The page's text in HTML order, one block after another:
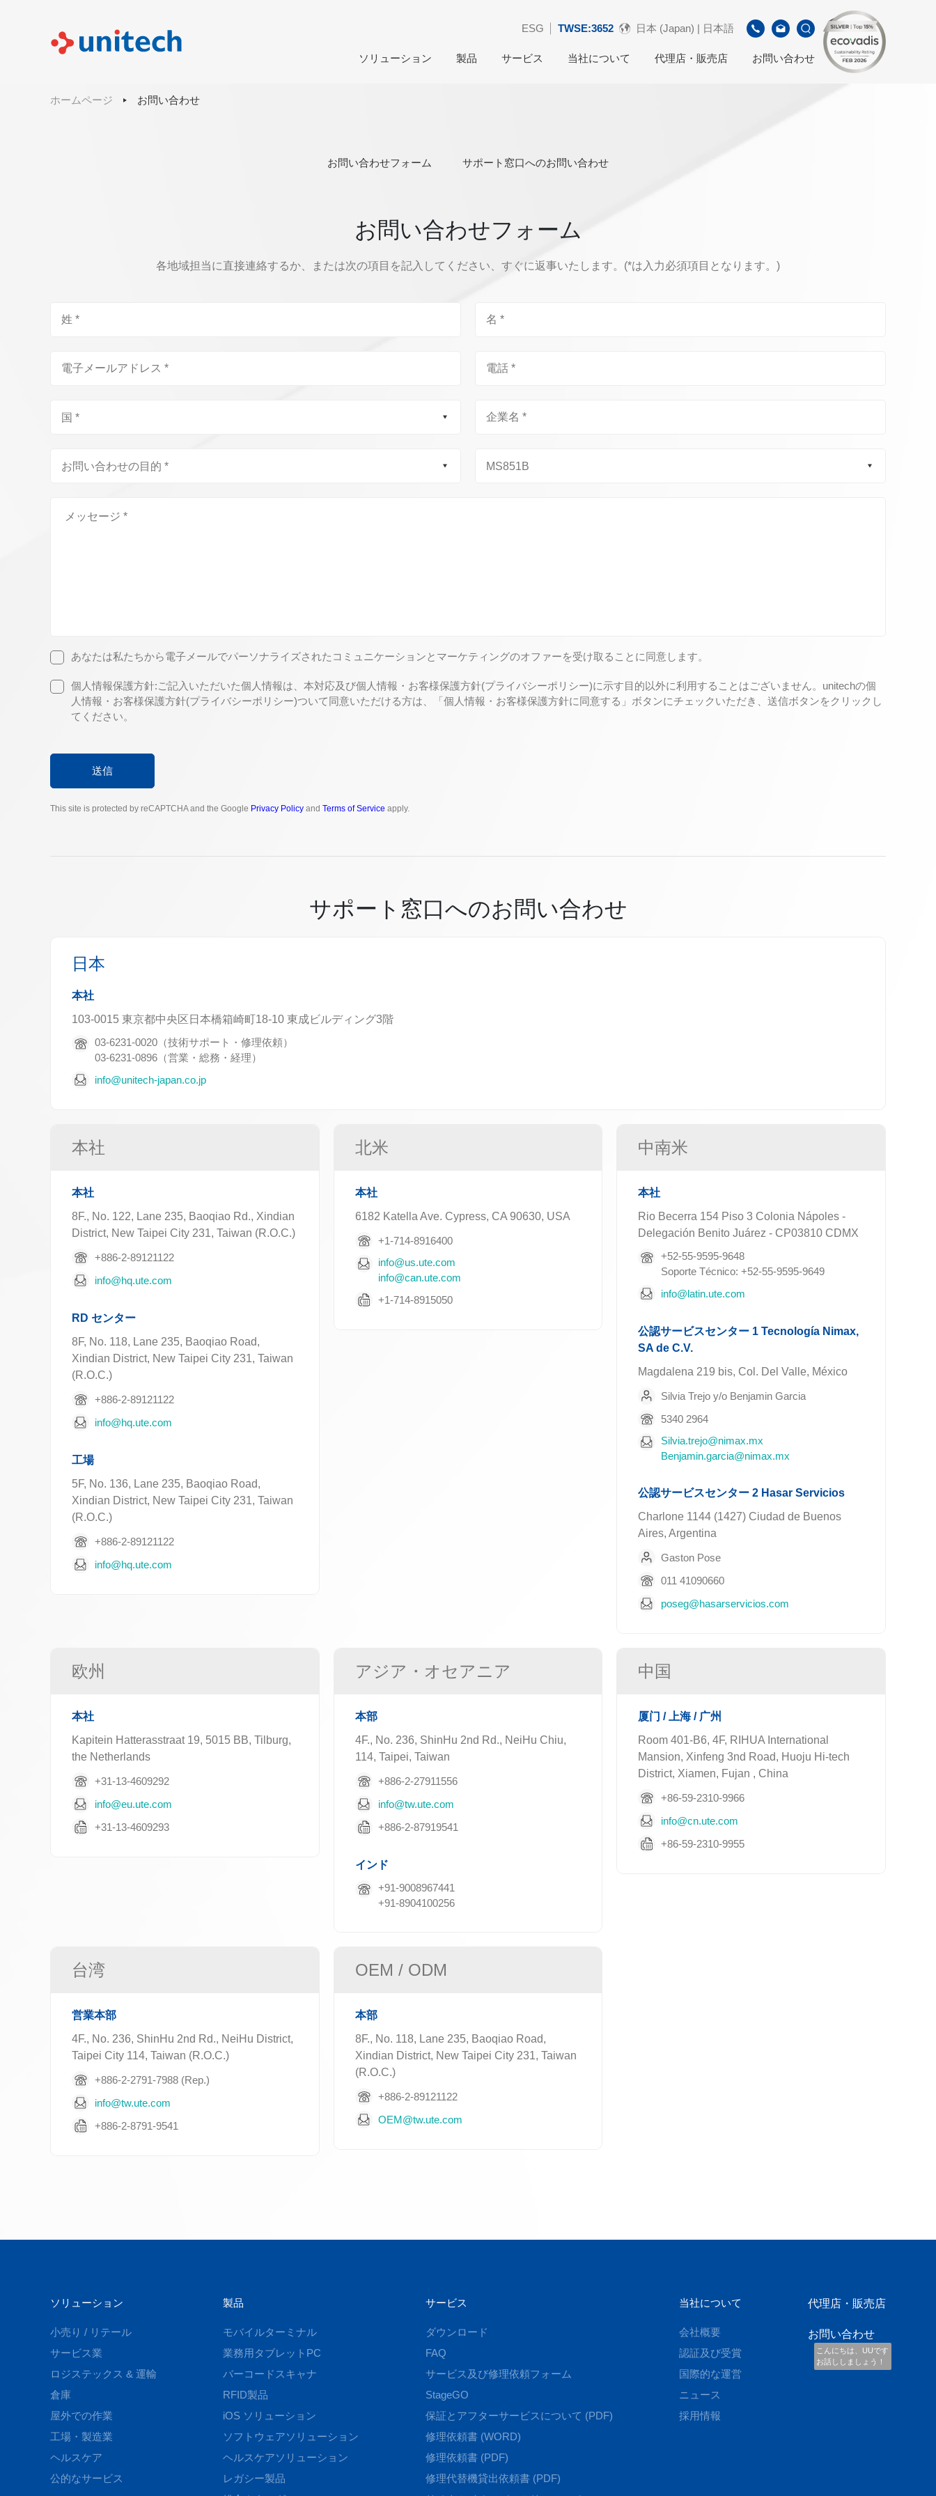
こんにちは、UUです
お話ししましょう！
ESG TWSE:3652 日本 (Japan) | 日本語
ソリューション 製品 サービス 当社について 代理店・販売店 お問い合わせ
ホームページ お問い合わせ
お問い合わせフォーム サポート窓口へのお問い合わせ
お問い合わせフォーム
各地域担当に直接連絡するか、または次の項目を記入してください、すぐに返事いたします。(*は入力必須項目となります。)
あなたは私たちから電子メールでパーソナライズされたコミュニケーションとマーケティングのオファーを受け取ることに同意します。
個人情報保護方針:ご記入いただいた個人情報は、本対応及び個人情報・お客様保護方針(プライバシーポリシー)に示す目的以外に利用することはございません。unitechの個
人情報・お客様保護方針(プライバシーポリシー)ついて同意いただける方は、「個人情報・お客様保護方針に同意する」ボタンにチェックいただき、送信ボタンをクリックし
てください。
送信
This site is protected by reCAPTCHA and the Google Privacy Policy and Terms of Service apply.
サポート窓口へのお問い合わせ
日本
本社
103-0015 東京都中央区日本橋箱崎町18-10 東成ビルディング3階
03-6231-0020（技術サポート・修理依頼）
03-6231-0896（営業・総務・経理）
info@unitech-japan.co.jp
本社
本社
8F., No. 122, Lane 235, Baoqiao Rd., Xindian
District, New Taipei City 231, Taiwan (R.O.C.)
+886-2-89121122
info@hq.ute.com
RD センター
8F, No. 118, Lane 235, Baoqiao Road,
Xindian District, New Taipei City 231, Taiwan
(R.O.C.)
+886-2-89121122
info@hq.ute.com
工場
5F, No. 136, Lane 235, Baoqiao Road,
Xindian District, New Taipei City 231, Taiwan
(R.O.C.)
+886-2-89121122
info@hq.ute.com
北米
本社
6182 Katella Ave. Cypress, CA 90630, USA
+1-714-8916400
info@us.ute.com
info@can.ute.com
+1-714-8915050
中南米
本社
Rio Becerra 154 Piso 3 Colonia Nápoles -
Delegación Benito Juárez - CP03810 CDMX
+52-55-9595-9648
Soporte Técnico: +52-55-9595-9649
info@latin.ute.com
公認サービスセンター 1 Tecnología Nimax,
SA de C.V.
Magdalena 219 bis, Col. Del Valle, México
Silvia Trejo y/o Benjamin Garcia
5340 2964
Silvia.trejo@nimax.mx
Benjamin.garcia@nimax.mx
公認サービスセンター 2 Hasar Servicios
Charlone 1144 (1427) Ciudad de Buenos
Aires, Argentina
Gaston Pose
011 41090660
poseg@hasarservicios.com
欧州
本社
Kapitein Hatterasstraat 19, 5015 BB, Tilburg,
the Netherlands
+31-13-4609292
info@eu.ute.com
+31-13-4609293
アジア・オセアニア
本部
4F., No. 236, ShinHu 2nd Rd., NeiHu Chiu,
114, Taipei, Taiwan
+886-2-27911556
info@tw.ute.com
+886-2-87919541
インド
+91-9008967441
+91-8904100256
中国
厦门 / 上海 / 广州
Room 401-B6, 4F, RIHUA International
Mansion, Xinfeng 3nd Road, Huoju Hi-tech
District, Xiamen, Fujan , China
+86-59-2310-9966
info@cn.ute.com
+86-59-2310-9955
台湾
営業本部
4F., No. 236, ShinHu 2nd Rd., NeiHu District,
Taipei City 114, Taiwan (R.O.C.)
+886-2-2791-7988 (Rep.)
info@tw.ute.com
+886-2-8791-9541
OEM / ODM
本部
8F., No. 118, Lane 235, Baoqiao Road,
Xindian District, New Taipei City 231, Taiwan
(R.O.C.)
+886-2-89121122
OEM@tw.ute.com
ソリューション
小売り / リテール
サービス業
ロジステックス & 運輸
倉庫
屋外での作業
工場・製造業
ヘルスケア
公的なサービス
製品
モバイルターミナル
業務用タブレットPC
バーコードスキャナ
RFID製品
iOS ソリューション
ソフトウェアソリューション
ヘルスケアソリューション
レガシー製品
サービス
ダウンロード
FAQ
サービス及び修理依頼フォーム
StageGO
保証とアフターサービスについて (PDF)
修理依頼書 (WORD)
修理依頼書 (PDF)
修理代替機貸出依頼書 (PDF)
当社について
会社概要
認証及び受賞
国際的な運営
ニュース
採用情報
代理店・販売店
お問い合わせ